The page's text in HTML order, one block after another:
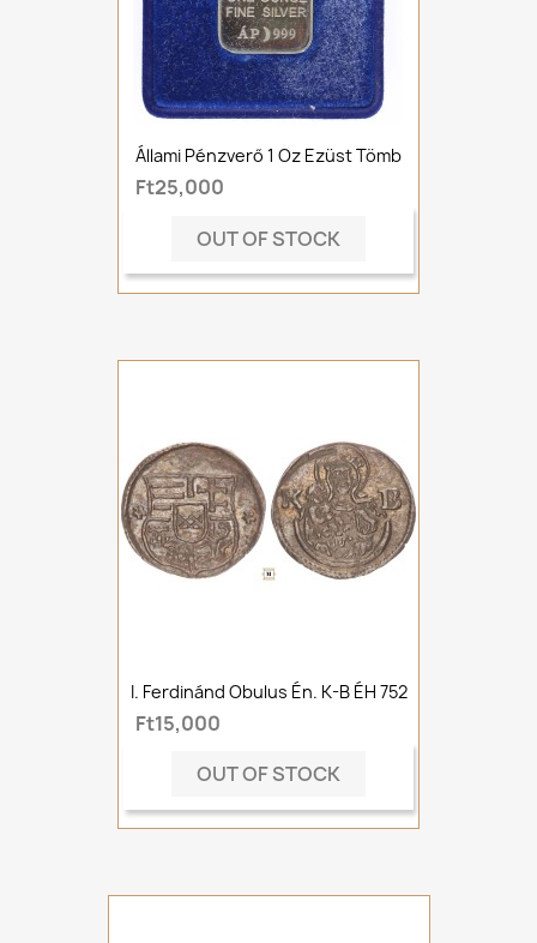
Állami Pénzverő 1 Oz Ezüst Tömb
Ft25,000
OUT OF STOCK
I. Ferdinánd Obulus Én. K-B ÉH 752
Ft15,000
OUT OF STOCK